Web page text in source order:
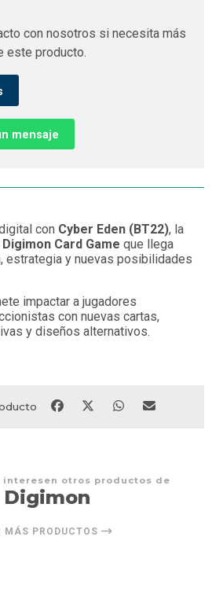
con nosotros si necesita más
este producto.
mensaje
con Cyber Eden (BT22), la
Digimon Card Game que llega
estrategia y nuevas posibilidades
impactar a jugadores
con nuevas cartas,
y diseños alternativos.
interesen otros productos de
Digimon
MÁS PRODUCTOS